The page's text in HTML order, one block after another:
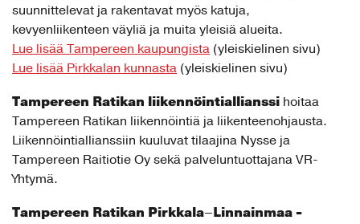
suunnittelevat ja rakentavat myös katuja,
kevyenliikenteen väyliä ja muita yleisiä alueita.
Lue lisää Tampereen kaupungista (yleiskielinen sivu)
Lue lisää Pirkkalan kunnasta (yleiskielinen sivu)
Tampereen Ratikan liikennöintiallianssi hoitaa
Tampereen Ratikan liikennöintiä ja liikenteenohjausta.
Liikennöintiallianssiin kuuluvat tilaajina Nysse ja
Tampereen Raitiotie Oy sekä palveluntuottajana VR-
Yhtymä.
Tampereen Ratikan Pirkkala–Linnainmaa -